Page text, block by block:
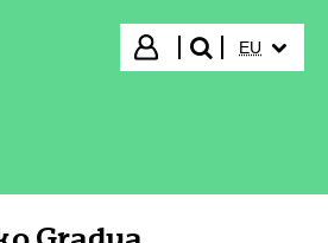
Hasi saioa
bilatu"
EU